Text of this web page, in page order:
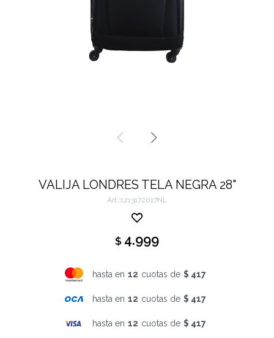
VALIJA LONDRES TELA NEGRA 28"
1213172017NL
$ 4.999
hasta en 12 cuotas de $ 417
hasta en 12 cuotas de $ 417
hasta en 12 cuotas de $ 417